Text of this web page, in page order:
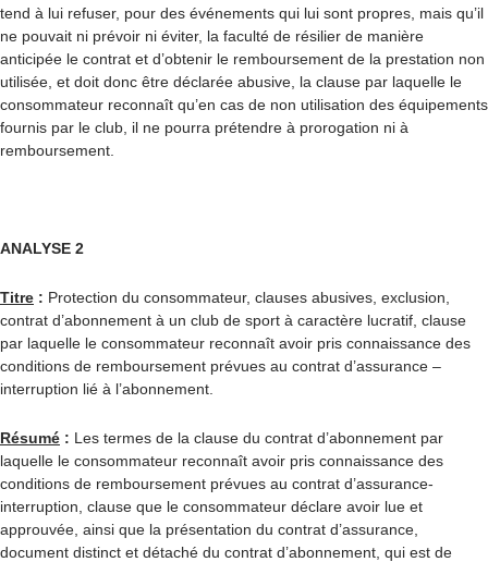
tend à lui refuser, pour des événements qui lui sont propres, mais qu’il
ne pouvait ni prévoir ni éviter, la faculté de résilier de manière
anticipée le contrat et d’obtenir le remboursement de la prestation non
utilisée, et doit donc être déclarée abusive, la clause par laquelle le
consommateur reconnaît qu’en cas de non utilisation des équipements
fournis par le club, il ne pourra prétendre à prorogation ni à
remboursement.
ANALYSE 2
Titre : Protection du consommateur, clauses abusives, exclusion,
contrat d’abonnement à un club de sport à caractère lucratif, clause
par laquelle le consommateur reconnaît avoir pris connaissance des
conditions de remboursement prévues au contrat d’assurance –
interruption lié à l’abonnement.
Résumé : Les termes de la clause du contrat d’abonnement par
laquelle le consommateur reconnaît avoir pris connaissance des
conditions de remboursement prévues au contrat d’assurance-
interruption, clause que le consommateur déclare avoir lue et
approuvée, ainsi que la présentation du contrat d’assurance,
document distinct et détaché du contrat d’abonnement, qui est de